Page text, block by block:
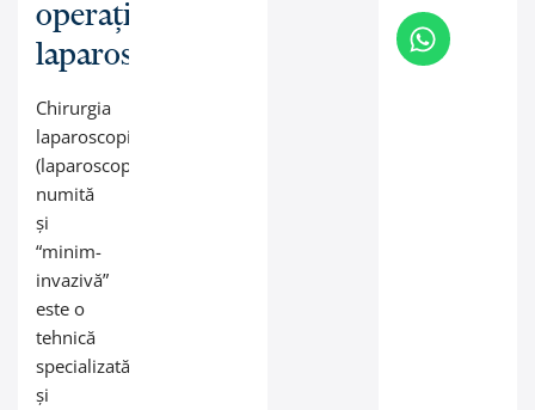
operație
laparoscopică?
Chirurgia
laparoscopică
(laparoscopie),
numită
și
“minim-
invazivă”
este o
tehnică
specializată
și